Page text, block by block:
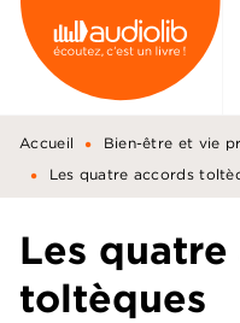
MENU
PIED DE PAGE
Accueil • Bien-être et vie
• Les quatre accords
Les quatre
toltèques